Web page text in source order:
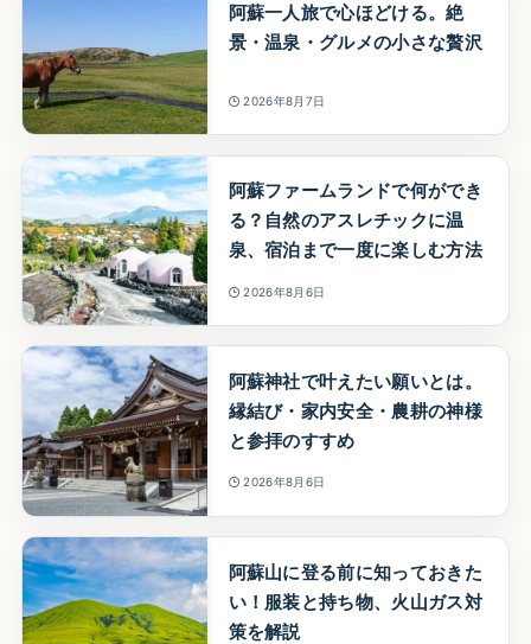
阿蘇一人旅で心ほどける。絶
景・温泉・グルメの小さな贅沢
2026年8月7日
阿蘇ファームランドで何ができ
る？自然のアスレチックに温
泉、宿泊まで一度に楽しむ方法
2026年8月6日
阿蘇神社で叶えたい願いとは。
縁結び・家内安全・農耕の神様
と参拝のすすめ
2026年8月6日
阿蘇山に登る前に知っておきた
い！服装と持ち物、火山ガス対
策を解説